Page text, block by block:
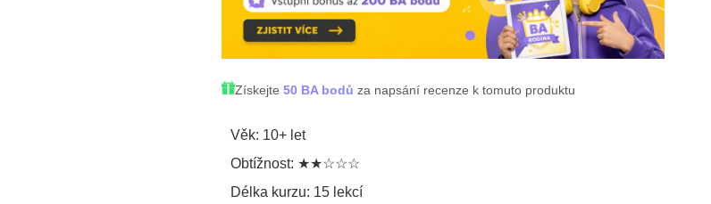
Získejte 50 BA bodů za napsání recenze k tomuto produktu
Věk: 10+ let
Obtížnost: ★★☆☆☆
Délka kurzu: 15 lekcí